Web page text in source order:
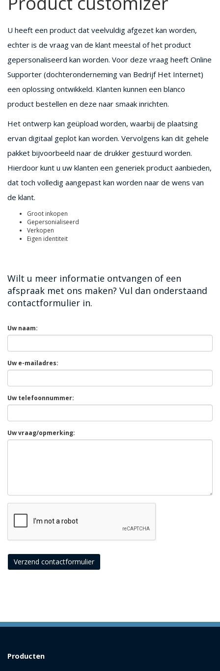
U heeft een product dat veelvuldig afgezet kan worden,
echter is de vraag van de klant meestal of het product
gepersonaliseerd kan worden. Voor deze vraag heeft Online
Supporter (dochteronderneming van Bedrijf Het Internet)
een oplossing ontwikkeld. Klanten kunnen een blanco
product bestellen en deze naar smaak inrichten.
Het ontwerp kan geüpload worden, waarbij de plaatsing
ervan digitaal geplot kan worden. Vervolgens kan dit gehele
pakket bijvoorbeeld naar de drukker gestuurd worden.
Hierdoor kunt u uw klanten een generiek product aanbieden,
dat toch volledig aangepast kan worden naar de wens van
de klant.
Groot inkopen
Gepersonialiseerd
Verkopen
Eigen identiteit
Wilt u meer informatie ontvangen of een
afspraak met ons maken? Vul dan onderstaand
contactformulier in.
Uw naam:
Uw e-mailadres:
Uw telefoonnummer:
Uw vraag/opmerking:
Verzend contactformulier
Producten